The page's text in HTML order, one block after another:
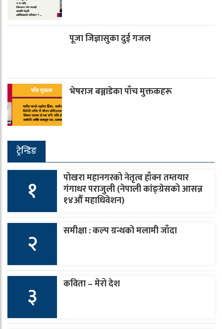
पूजा जिज्ञासुका दुई गजल
भेषराज बञ्जाडेका पाँच मुक्तकहरू
ट्रेन्डिङ
१ पोखरा महानगरको नेतृत्व हाँक्न तम्तयार
गंगाधर पराजुली (नेपाली कांङ्ग्रेसको आसन्न
१४औँ महाधिवेशन)
२ समीक्षा : कल्प ग्रन्थको मलामी जाँदा
३ कविता – मेरो देश